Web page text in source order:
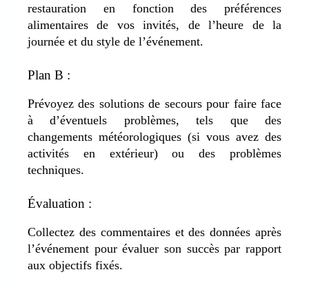
restauration en fonction des préférences
alimentaires de vos invités, de l’heure de la
journée et du style de l’événement.
Plan B :
Prévoyez des solutions de secours pour faire face
à d’éventuels problèmes, tels que des
changements météorologiques (si vous avez des
activités en extérieur) ou des problèmes
techniques.
Évaluation :
Collectez des commentaires et des données après
l’événement pour évaluer son succès par rapport
aux objectifs fixés.